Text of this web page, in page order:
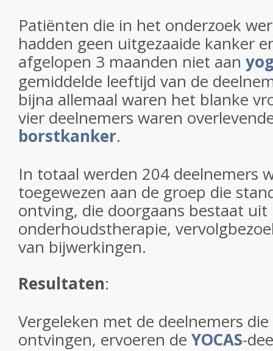
Patiënten die in het onderzoek
hadden geen uitgezaaide kanker
afgelopen 3 maanden niet aan
gemiddelde leeftijd van de
bijna allemaal waren het blanke
vier deelnemers waren
borstkanker.
In totaal werden 204 deelnemers
toegewezen aan de groep die
ontving, die doorgaans bestaat uit
onderhoudstherapie,
van bijwerkingen.
Resultaten:
Vergeleken met de deelnemers
ontvingen, ervoeren de YOCAS-